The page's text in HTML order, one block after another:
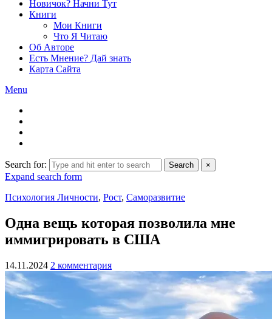
Новичок? Начни Тут
Книги
Мои Книги
Что Я Читаю
Об Авторе
Есть Мнение? Дай знать
Карта Сайта
Menu
Search for: Search ×
Expand search form
Психология Личности, Рост, Саморазвитие
Одна вещь которая позволила мне
иммигрировать в США
14.11.2024 2 комментария